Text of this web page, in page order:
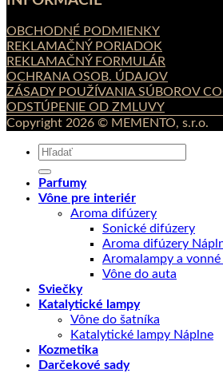
OBCHODNÉ PODMIENKY
REKLAMAČNÝ PORIADOK
REKLAMAČNÝ FORMULÁR
OCHRANA OSOB. ÚDAJOV
ZÁSADY POUŽÍVANIA SÚBOROV
ODSTÚPENIE OD ZMLUVY
Copyright 2026 © MEMENTO, s.r.o.
Hľadať:
Parfumy
Vône pre interiér
Aroma difúzery
Sonické difúzery
Aroma difúzery
Aromalampy a
Vône do auta
Sviečky
Katalytické lampy
Vône do šatníka
Katalytické lampy Náplne
Kozmetika
Darčekové sady